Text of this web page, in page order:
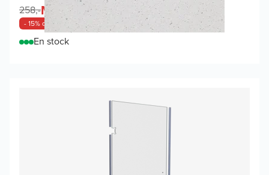
258,-Maintenant 219,- / m²
- 15% de remise
En stock